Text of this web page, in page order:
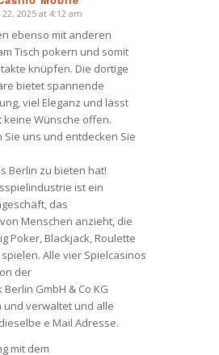
2025 at 4:12 am
ebenso mit anderen
Tisch pokern und somit
knüpfen. Die dortige
bietet spannende
viel Eleganz und lässt
keine Wünsche offen.
Sie uns und entdecken Sie
Berlin zu bieten hat!
ist ein
das
Menschen anzieht, die
Poker, Blackjack, Roulette
Alle vier Spielcasinos
der
GmbH & Co KG
und verwaltet und alle
e Mail Adresse.
mit dem